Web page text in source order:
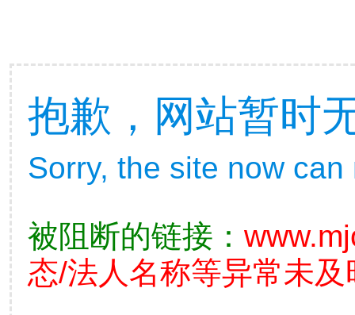
抱歉，网站暂时
Sorry, the site now
被阻断的链接：
态/法人名称等异常未及